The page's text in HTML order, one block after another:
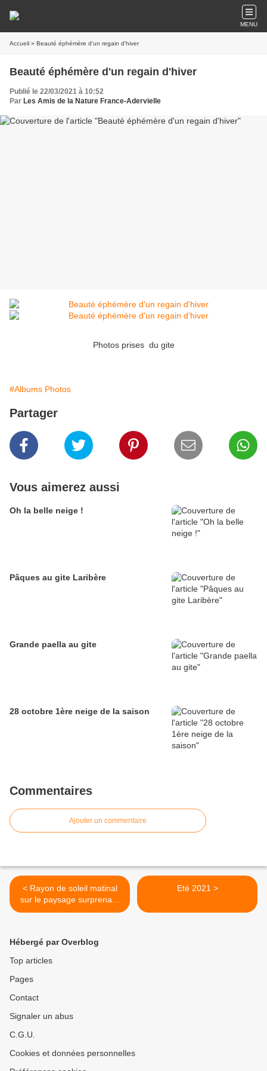
MENU
Accueil » Beauté éphémère d'un regain d'hiver
Beauté éphémère d'un regain d'hiver
Publié le 22/03/2021 à 10:52
Par Les Amis de la Nature France-Adervielle
Photos prises du gite
#Albums Photos
Partager
Vous aimerez aussi
Oh la belle neige !
Pâques au gite Laribère
Grande paella au gite
28 octobre 1ère neige de la saison
Commentaires
Ajouter un commentaire
< Rayon de soleil matinal
sur le paysage surprenant
la veille du printemps
Eté 2021 >
Hébergé par Overblog
Top articles
Pages
Contact
Signaler un abus
C.G.U.
Cookies et données personnelles